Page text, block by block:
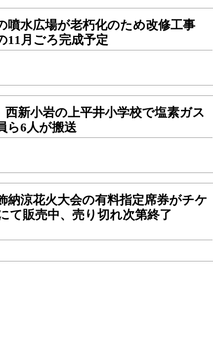
噴水広場が老朽化のため改修工事
11月ごろ完成予定
西新小岩の上平井小学校で塩素ガス
ら6人が搬送
納涼花火大会の有料指定席券がチケ
て販売中、売り切れ次第終了